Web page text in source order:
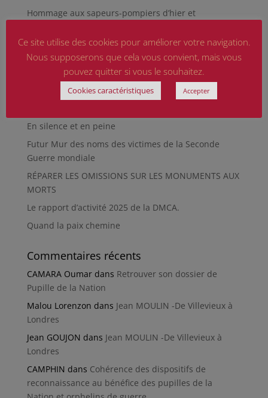
Hommage aux sapeurs-pompiers d’hier et
Qu’est-ce qu’était le Sentier des Passeurs, durant la
Seconde Guerre mondiale, à Moussey ?
La revue « Entre les lignes » éditée par l’équipe du
musée de Besançon
En silence et en peine
Futur Mur des noms des victimes de la Seconde
Guerre mondiale
RÉPARER LES OMISSIONS SUR LES MONUMENTS AUX
MORTS
Le rapport d’activité 2025 de la DMCA.
Quand la paix chemine
Commentaires récents
CAMARA Oumardans Retrouver son dossier de
Pupille de la Nation
Malou Lorenzon dans Jean MOULIN -De Villevieux à
Londres
Jean GOUJON dans Jean MOULIN -De Villevieux à
Londres
CAMPHIN dans Cohérence des dispositifs de
reconnaissance au bénéfice des pupilles de la
Ce site utilise des cookies pour améliorer votre navigation.
Nous supposerons que cela vous convient, mais vous
pouvez quitter si vous le souhaitez.
Cookies caractéristiques Accepter